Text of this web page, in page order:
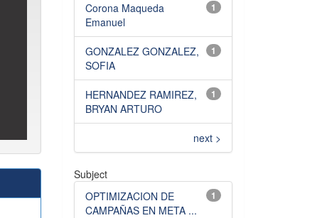
1
Corona Maqueda
Emanuel
1
GONZALEZ GONZALEZ,
SOFIA
1
HERNANDEZ RAMIREZ,
BRYAN ARTURO
next >
Subject
1
OPTIMIZACION DE
CAMPAÑAS EN META ...